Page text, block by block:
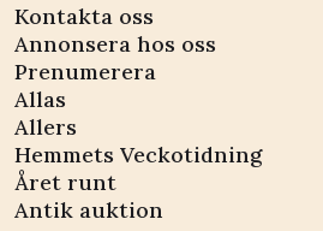
Kontakta oss
Annonsera hos oss
Prenumerera
Allas
Allers
Hemmets Veckotidning
Året runt
Antik auktion